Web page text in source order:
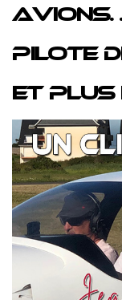
avions…
Pilote
et plus